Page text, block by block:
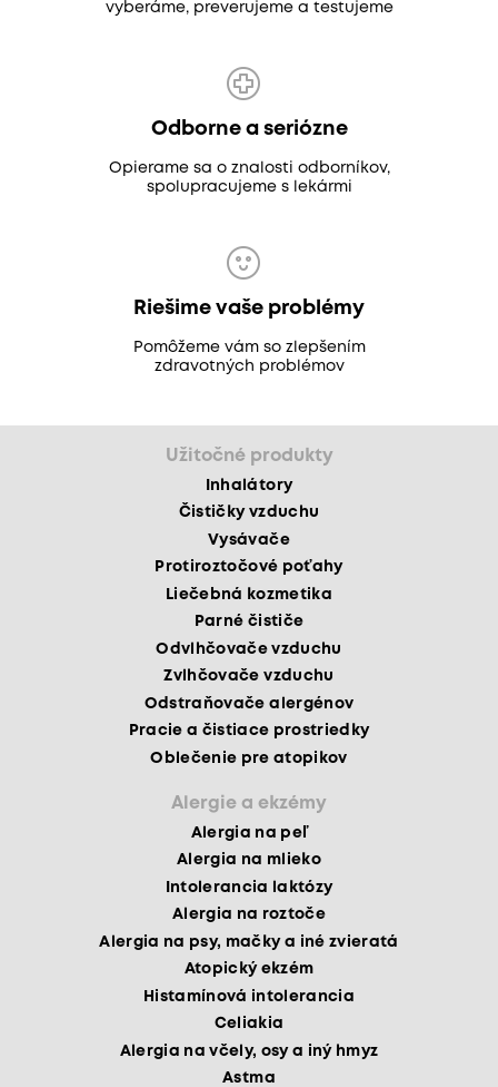
vyberáme, preverujeme a testujeme
Odborne a seriózne
Opierame sa o znalosti odborníkov,
spolupracujeme s lekármi
Riešime vaše problémy
Pomôžeme vám so zlepšením
zdravotných problémov
Užitočné produkty
Inhalátory
Čističky vzduchu
Vysávače
Protiroztočové poťahy
Liečebná kozmetika
Parné čističe
Odvlhčovače vzduchu
Zvlhčovače vzduchu
Odstraňovače alergénov
Pracie a čistiace prostriedky
Oblečenie pre atopikov
Alergie a ekzémy
Alergia na peľ
Alergia na mlieko
Intolerancia laktózy
Alergia na roztoče
Alergia na psy, mačky a iné zvieratá
Atopický ekzém
Histamínová intolerancia
Celiakia
Alergia na včely, osy a iný hmyz
Astma